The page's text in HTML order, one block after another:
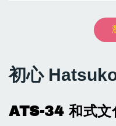
+
初心
ATS-34 和式文